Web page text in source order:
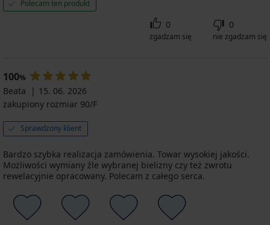
Polecam ten produkt
0
zgadzam się
0
nie zgadzam się
100%
Beata
15. 06. 2026
zakupiony rozmiar 90/F
Sprawdzony klient
Bardzo szybka realizacja zamówienia. Towar wysokiej jakości.
Możliwości wymiany źle wybranej bielizny czy też zwrotu
rewelacyjnie opracowany. Polecam z całego serca.